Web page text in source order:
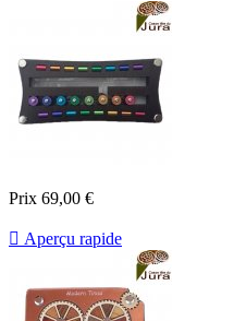
Prix 69,00 €
 Aperçu rapide